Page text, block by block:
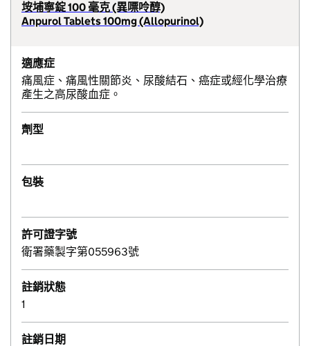
垵埔寧錠 100 毫克 (異嘌呤醇)
Anpurol Tablets 100mg (Allopurinol)
適應症
痛風症、痛風性關節炎、尿酸結石、癌症或經化學治療
產生之高尿酸血症。
劑型
包裝
許可證字號
衛署藥製字第055963號
註銷狀態
1
註銷日期